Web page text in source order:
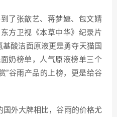
了张歆艺、蒋梦婕、包文婧
方卫视《本草中华》纪录片
酸洁面原液更是勇夺天猫国
奶榜单，人气原液榜单三个
”谷雨产品的上榜，更是给谷
国外大牌相比，谷雨的价格尤